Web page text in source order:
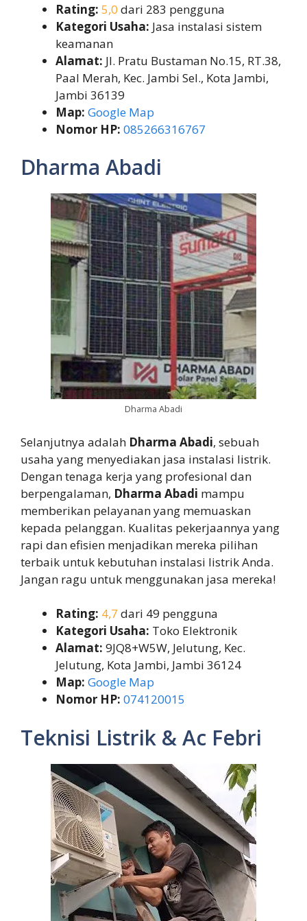
Rating: 5,0 dari 283 pengguna
Kategori Usaha: Jasa instalasi sistem
keamanan
Alamat: Jl. Pratu Bustaman No.15, RT.38,
Paal Merah, Kec. Jambi Sel., Kota Jambi,
Jambi 36139
Map: Google Map
Nomor HP: 085266316767
Dharma Abadi
Dharma Abadi
Selanjutnya adalah Dharma Abadi, sebuah
usaha yang menyediakan jasa instalasi listrik.
Dengan tenaga kerja yang profesional dan
berpengalaman, Dharma Abadi mampu
memberikan pelayanan yang memuaskan
kepada pelanggan. Kualitas pekerjaannya yang
rapi dan efisien menjadikan mereka pilihan
terbaik untuk kebutuhan instalasi listrik Anda.
Jangan ragu untuk menggunakan jasa mereka!
Rating: 4,7 dari 49 pengguna
Kategori Usaha: Toko Elektronik
Alamat: 9JQ8+W5W, Jelutung, Kec.
Jelutung, Kota Jambi, Jambi 36124
Map: Google Map
Nomor HP: 074120015
Teknisi Listrik & Ac Febri